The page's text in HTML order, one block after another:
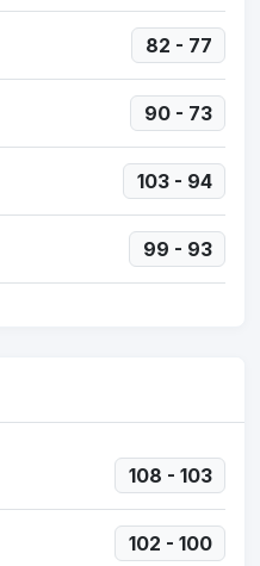
82 - 77
90 - 73
103 - 94
99 - 93
108 - 103
102 - 100